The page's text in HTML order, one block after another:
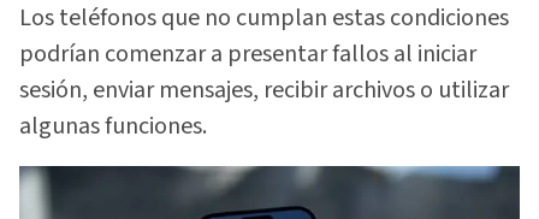
Los teléfonos que no cumplan estas condiciones
podrían comenzar a presentar fallos al iniciar
sesión, enviar mensajes, recibir archivos o utilizar
algunas funciones.